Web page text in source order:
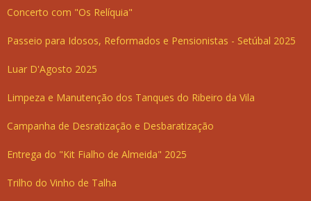
Concerto com "Os Relíquia"
Passeio para Idosos, Reformados e Pensionistas - Setúbal 2025
Luar D'Agosto 2025
Limpeza e Manutenção dos Tanques do Ribeiro da Vila
Campanha de Desratização e Desbaratização
Entrega do "Kit Fialho de Almeida" 2025
Trilho do Vinho de Talha